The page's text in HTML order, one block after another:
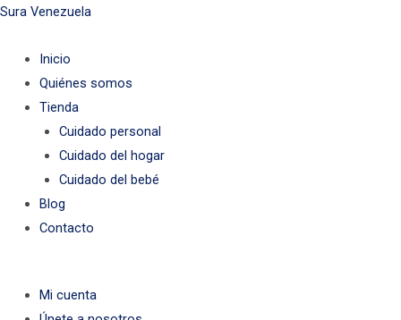
Ir
contenido
Sura Venezuela
Menú
Inicio
Quiénes somos
Tienda
Cuidado personal
Cuidado del hogar
Cuidado del bebé
Blog
Contacto
Menú
Mi cuenta
Menú